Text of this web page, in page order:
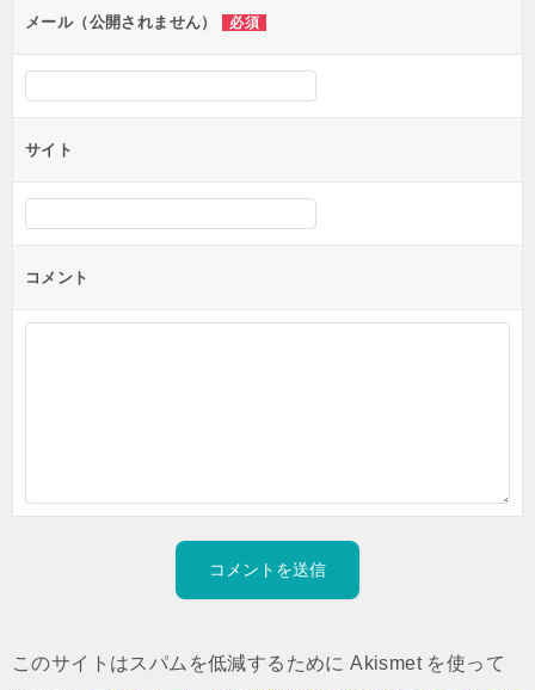
ンメール（公開されません） 必須
サイト
コメント
このサイトはスパムを低減するために Akismet を使って